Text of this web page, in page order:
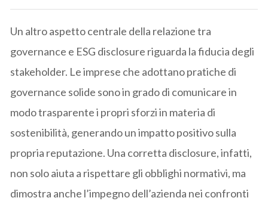
Un altro aspetto centrale della relazione tra
governance e ESG disclosure riguarda la fiducia degli
stakeholder. Le imprese che adottano pratiche di
governance solide sono in grado di comunicare in
modo trasparente i propri sforzi in materia di
sostenibilità, generando un impatto positivo sulla
propria reputazione. Una corretta disclosure, infatti,
non solo aiuta a rispettare gli obblighi normativi, ma
dimostra anche l’impegno dell’azienda nei confronti